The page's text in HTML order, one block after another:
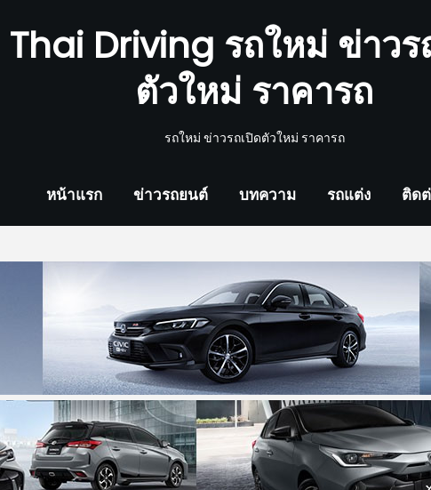
Thai Driving รถใหม่ ข่าวร
ตัวใหม่ ราคารถ
รถใหม่ ข่าวรถเปิดตัวใหม่ ราคารถ
หน้าแรก ข่าวรถยนต์ บทความ รถแต่ง ติด